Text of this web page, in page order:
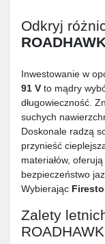
Odkryj
Inwestowanie w
91 V to mądry
długowieczność.
suchych
Doskonale radzą
przynieść
materiałów,
bezpieczeństwo
Wybierając
Zalety
ROADHAWK